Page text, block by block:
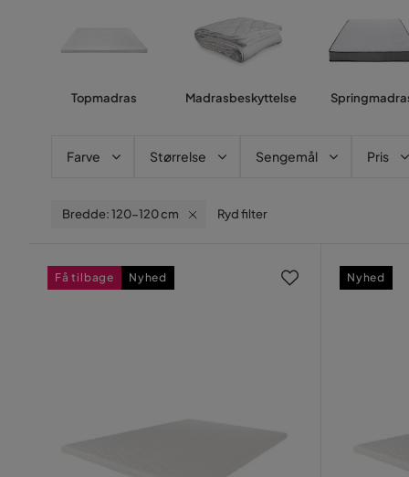
Topmadras Madrasbeskyttelse
Farve Størrelse Sengemål Pris
Bredde: 120-120 cm Ryd filter
Få tilbage Nyhed Nyhed